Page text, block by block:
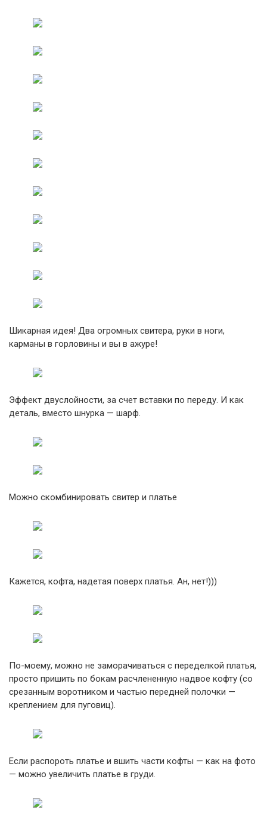
Шикарная идея! Два огромных свитера, руки в ноги,
карманы в горловины и вы в ажуре!
Эффект двуслойности, за счет вставки по переду. И как
деталь, вместо шнурка — шарф.
Можно скомбинировать свитер и платье
Кажется, кофта, надетая поверх платья. Ан, нет!)))
По-моему, можно не заморачиваться с переделкой платья,
просто пришить по бокам расчлененную надвое кофту (со
срезанным воротником и частью передней полочки —
креплением для пуговиц).
Если распороть платье и вшить части кофты — как на фото
— можно увеличить платье в груди.